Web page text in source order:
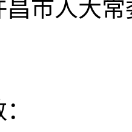
昌市人大